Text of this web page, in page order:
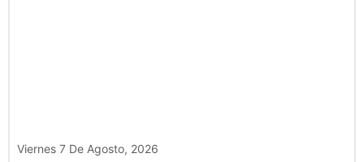
Viernes 7 De Agosto, 2026